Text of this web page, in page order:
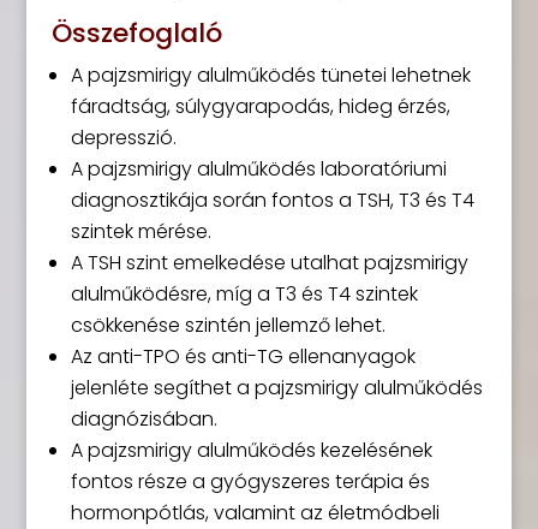
Összefoglaló
A pajzsmirigy alulműködés tünetei lehetnek
fáradtság, súlygyarapodás, hideg érzés,
depresszió.
A pajzsmirigy alulműködés laboratóriumi
diagnosztikája során fontos a TSH, T3 és T4
szintek mérése.
A TSH szint emelkedése utalhat pajzsmirigy
alulműködésre, míg a T3 és T4 szintek
csökkenése szintén jellemző lehet.
Az anti-TPO és anti-TG ellenanyagok
jelenléte segíthet a pajzsmirigy alulműködés
diagnózisában.
A pajzsmirigy alulműködés kezelésének
fontos része a gyógyszeres terápia és
hormonpótlás, valamint az életmódbeli